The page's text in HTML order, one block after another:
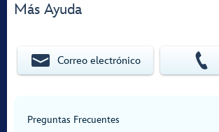
Más Ayuda
Correo electrónico
Preguntas Frecuentes